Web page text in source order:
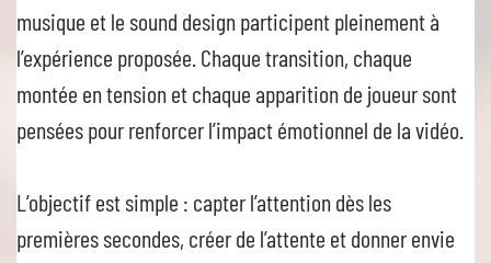
musique et le sound design participent pleinement à
l’expérience proposée. Chaque transition, chaque
montée en tension et chaque apparition de joueur sont
pensées pour renforcer l’impact émotionnel de la vidéo.
L’objectif est simple : capter l’attention dès les
premières secondes, créer de l’attente et donner envie